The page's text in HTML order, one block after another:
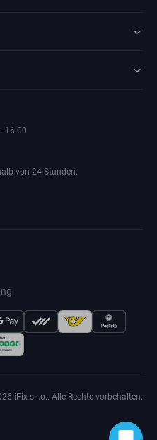
16:00
von 24 Stunden.
iFix s.r.o.. Alle Rechte vorbehalten.